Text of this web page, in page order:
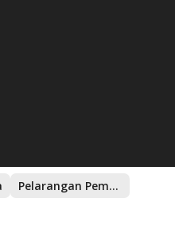
Pelarangan Pemasangan Alat Peraga Pemilu